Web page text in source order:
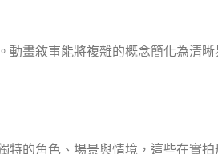
動畫敘事能將複雜的概念簡化為清
的角色、場景與情境，這些在實